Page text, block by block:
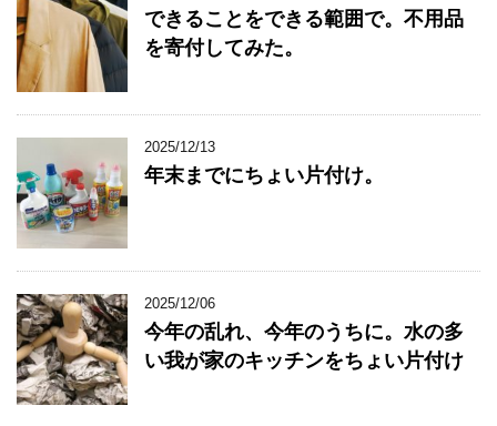
できることをできる範囲で。不用品
を寄付してみた。
2025/12/13
年末までにちょい片付け。
2025/12/06
今年の乱れ、今年のうちに。水の多
い我が家のキッチンをちょい片付け